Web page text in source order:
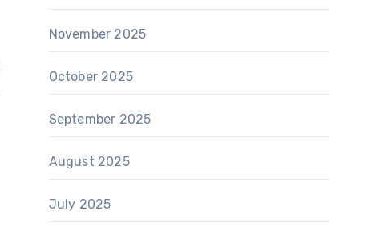
November 2025
October 2025
September 2025
August 2025
July 2025